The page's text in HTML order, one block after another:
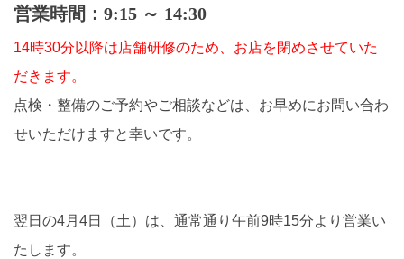
営業時間：9:15 ～ 14:30
14時30分以降は店舗研修のため、お店を閉めさせていた
だきます。
点検・整備のご予約やご相談などは、お早めにお問い合わ
せいただけますと幸いです。
翌日の4月4日（土）は、通常通り午前9時15分より営業い
たします。